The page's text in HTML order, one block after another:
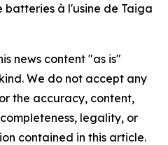
batteries à l'usine de Taiga
news content "as is"
We do not accept any
the accuracy, content,
legality, or
contained in this article.